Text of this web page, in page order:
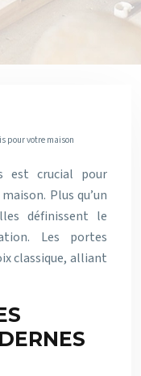
pour votre maison
est crucial pour
Plus qu’un
définissent le
Les portes
classique, alliant